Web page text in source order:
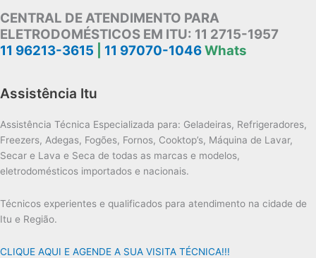
CENTRAL DE ATENDIMENTO PARA
ELETRODOMÉSTICOS EM ITU: 11 2715-1957
11 96213-3615
11 97070-1046Whats
Assistência Itu
Assistência Técnica Especializada para: Geladeiras, Refrigeradores,
Freezers, Adegas, Fogões, Fornos, Cooktop’s, Máquina de Lavar,
Secar e Lava e Seca de todas as marcas e modelos,
eletrodomésticos importados e nacionais.
Técnicos experientes e qualificados para atendimento na cidade de
Itu e Região.
CLIQUE AQUI E AGENDE A SUA VISITA TÉCNICA!!!